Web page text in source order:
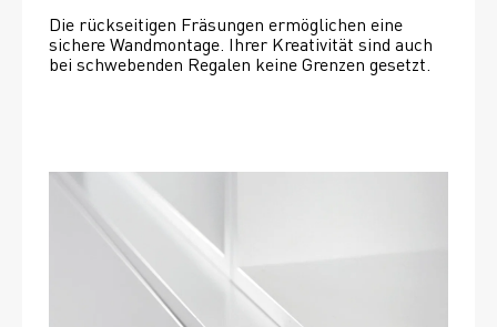
Die rückseitigen Fräsungen ermöglichen eine
sichere Wandmontage. Ihrer Kreativität sind auch
bei schwebenden Regalen keine Grenzen gesetzt.